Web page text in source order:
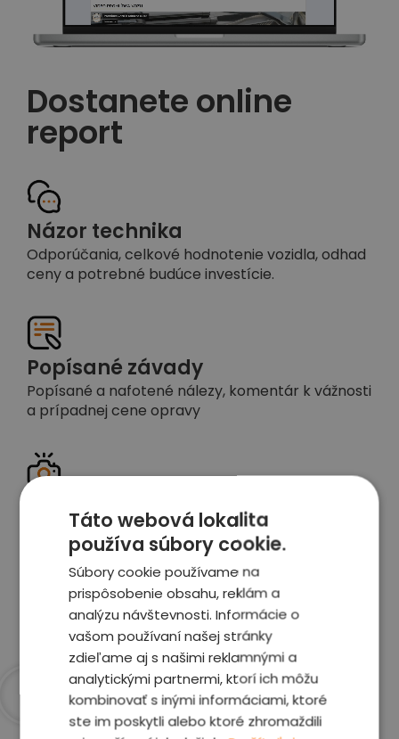
Dostanete online
report
Názor technika
Odporúčania, celkové hodnotenie vozidla, odhad
ceny a potrebné budúce investície.
Popísané závady
Popísané a nafotené nálezy, komentár k vážnosti
a prípadnej cene opravy
Celé auto z exteriéru aj interiéru nafotíme
vrátane závad a poškodení
Zobraziť report
Táto webová lokalita
používa súbory cookie.
Súbory cookie používame na
prispôsobenie obsahu, reklám a
analýzu návštevnosti. Informácie o
vašom používaní našej stránky
zdieľame aj s našimi reklamnými a
analytickými partnermi, ktorí ich môžu
kombinovať s inými informáciami, ktoré
ste im poskytli alebo ktoré zhromaždili